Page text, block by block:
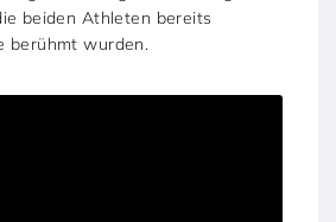
beiden Athleten bereits
berühmt wurden.